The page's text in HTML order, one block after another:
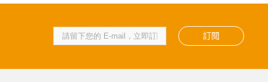
訂閱